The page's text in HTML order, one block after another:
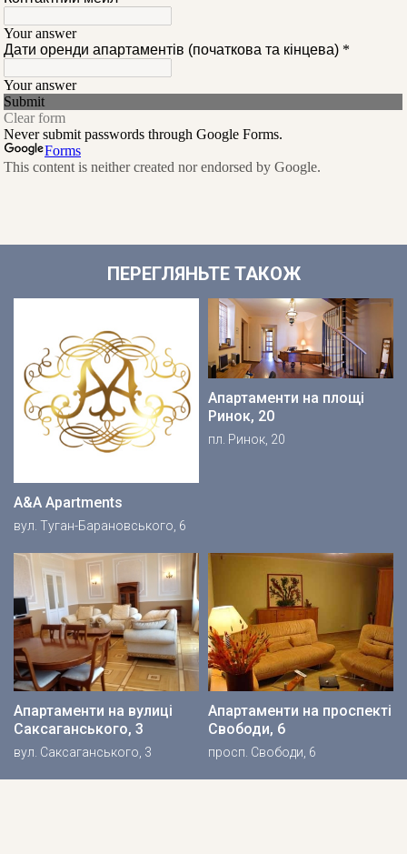
ПЕРЕГЛЯНЬТЕ ТАКОЖ
A&A Apartments
вул. Туган-Барановського, 6
Апартаменти на площі
Ринок, 20
пл. Ринок, 20
Апартаменти на вулиці
Саксаганського, 3
вул. Саксаганського, 3
Апартаменти на проспекті
Свободи, 6
просп. Свободи, 6